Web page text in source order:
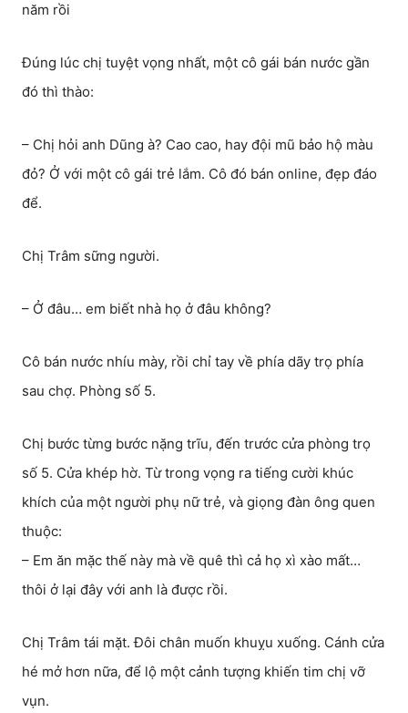
năm rồi
Đúng lúc chị tuyệt vọng nhất, một cô gái bán nước gần
đó thì thào:
– Chị hỏi anh Dũng à? Cao cao, hay đội mũ bảo hộ màu
đỏ? Ở với một cô gái trẻ lắm. Cô đó bán online, đẹp đáo
để.
Chị Trâm sững người.
– Ở đâu… em biết nhà họ ở đâu không?
Cô bán nước nhíu mày, rồi chỉ tay về phía dãy trọ phía
sau chợ. Phòng số 5.
Chị bước từng bước nặng trĩu, đến trước cửa phòng trọ
số 5. Cửa khép hờ. Từ trong vọng ra tiếng cười khúc
khích của một người phụ nữ trẻ, và giọng đàn ông quen
thuộc:
– Em ăn mặc thế này mà về quê thì cả họ xì xào mất…
thôi ở lại đây với anh là được rồi.
Chị Trâm tái mặt. Đôi chân muốn khuỵu xuống. Cánh cửa
hé mở hơn nữa, để lộ một cảnh tượng khiến tim chị vỡ
vụn.